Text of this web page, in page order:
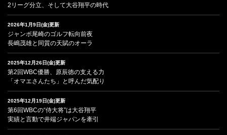
2リーグ分立、そして大谷翔平の時代
2026年1月9日(金)更新
ジャンボ尾崎のゴルフ転向前夜
長嶋茂雄と同質の天賦のオーラ
2025年12月26日(金)更新
第2回WBC優勝、原辰徳の支える力
「オマエさんたち」と呼んだ気配り
2025年12月19日(金)更新
第6回WBCの“侍大将”は大谷翔平
実績と言動で井端ジャパンを牽引